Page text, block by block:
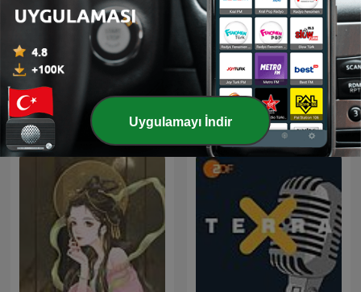
Les grands dossiers de
l'Histoire par Franck
Entrez dans l'Histoire
Uluslararası Tarih podcast'leri
Uygulamayı İndir